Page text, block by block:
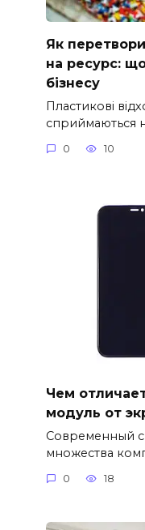
Як
на ресурс:
бізнесу
Пластикові
сприймаються
0 10
Чем
модуль от
Современный
множества
0 18